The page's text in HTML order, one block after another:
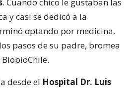
. Cuando chico le gustaban las
y casi se dedicó a la
optando por medicina,
pasos de su padre, bromea
desde el Hospital Dr. Luis